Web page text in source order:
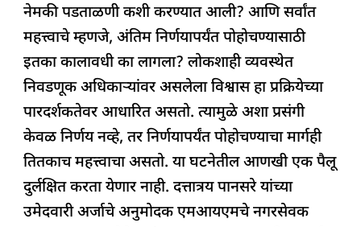
नेमकी पडताळणी कशी करण्यात आली? आणि सर्वांत
महत्त्वाचे म्हणजे, अंतिम निर्णयापर्यंत पोहोचण्यासाठी
इतका कालावधी का लागला? लोकशाही व्यवस्थेत
निवडणूक अधिकाऱ्यांवर असलेला विश्वास हा प्रक्रियेच्या
पारदर्शकतेवर आधारित असतो. त्यामुळे अशा प्रसंगी
केवळ निर्णय नव्हे, तर निर्णयापर्यंत पोहोचण्याचा मार्गही
तितकाच महत्त्वाचा असतो. या घटनेतील आणखी एक पैलू
दुर्लक्षित करता येणार नाही. दत्तात्रय पानसरे यांच्या
उमेदवारी अर्जाचे अनुमोदक एमआयएमचे नगरसेवक